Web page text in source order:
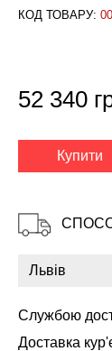
КОД ТОВАРУ:
✕
52 340
Купити
Службою
Доставка